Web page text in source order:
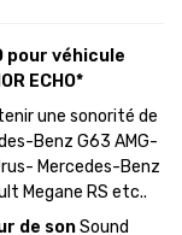
pour véhicule
ECHO*
une sonorité de
Benz G63 AMG-
Mercedes-Benz
Megane RS etc..
de sonSound